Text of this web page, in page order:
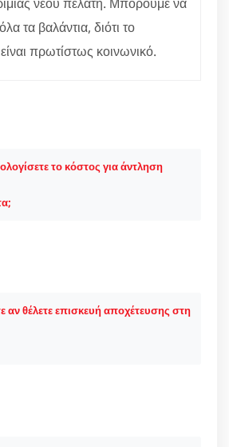
τα βαλάντια, διότι το
πρωτίστως κοινωνικό.
το κόστος για άντληση
αν θέλετε επισκευή αποχέτευσης στη